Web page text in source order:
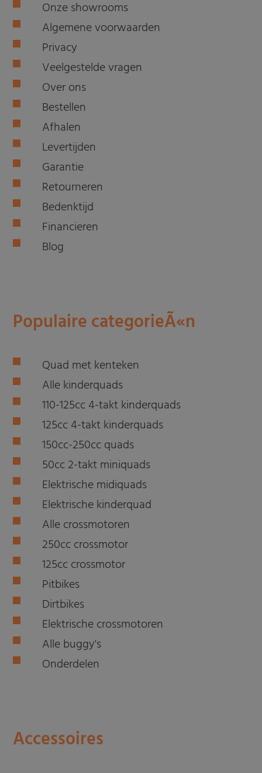
Onze showrooms
Algemene voorwaarden
Privacy
Veelgestelde vragen
Over ons
Bestellen
Afhalen
Levertijden
Garantie
Retourneren
Bedenktijd
Financieren
Blog
Populaire categorieÃ«n
Quad met kenteken
Alle kinderquads
110-125cc 4-takt kinderquads
125cc 4-takt kinderquads
150cc-250cc quads
50cc 2-takt miniquads
Elektrische midiquads
Elektrische kinderquad
Alle crossmotoren
250cc crossmotor
125cc crossmotor
Pitbikes
Dirtbikes
Elektrische crossmotoren
Alle buggy's
Onderdelen
Accessoires